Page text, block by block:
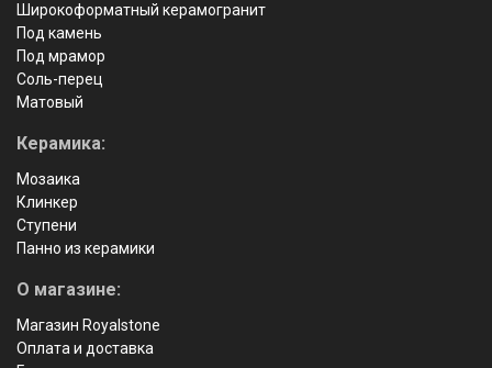
Широкоформатный керамогранит
Под камень
Под мрамор
Соль-перец
Матовый
Керамика:
Мозаика
Клинкер
Ступени
Панно из керамики
О магазине:
Магазин Royalstone
Оплата и доставка